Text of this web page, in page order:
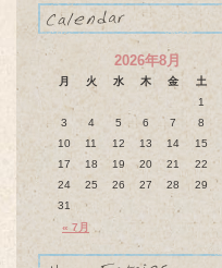
2026年8月
月 火 水 木 金 土
« 7月
1
3
4 5 6 7 8
10
11 12 13 14 15
17
18 19 20 21 22
24
25 26 27 28 29
31